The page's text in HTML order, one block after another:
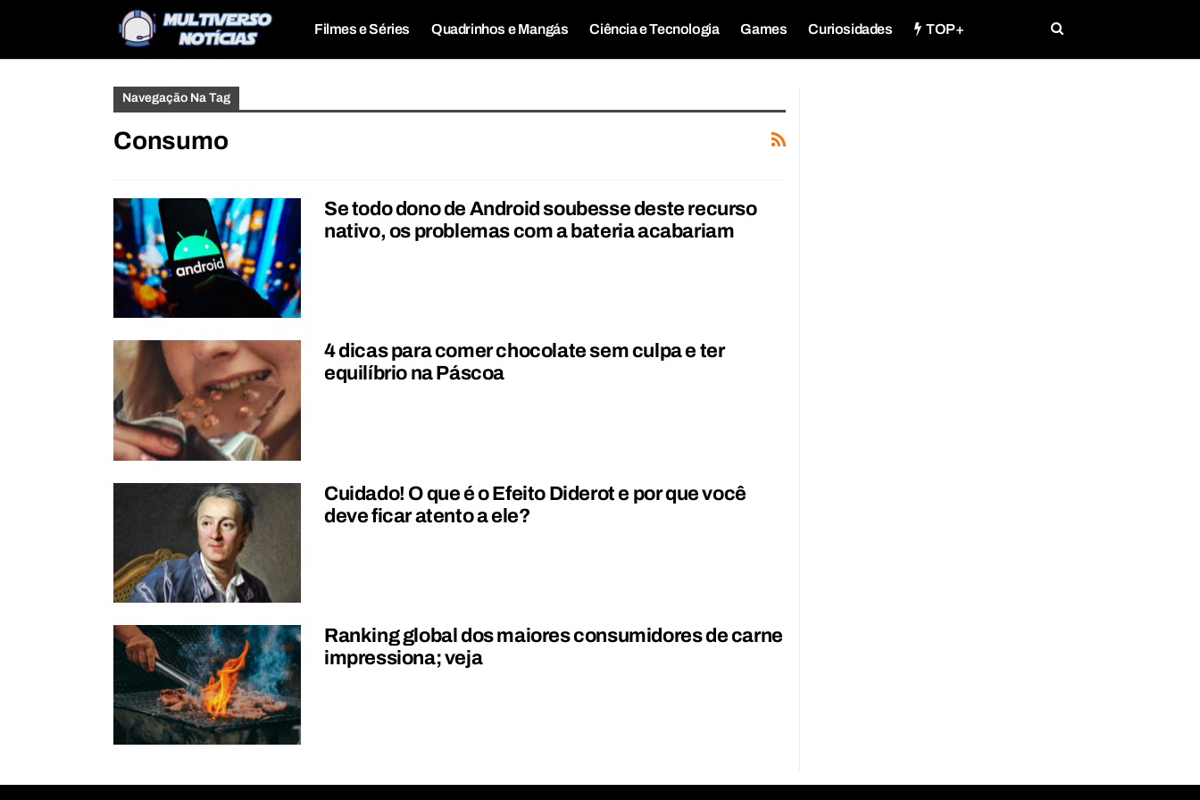
Filmes e Séries Quadrinhos e Mangás Ciência e Tecnologia Games Curiosidades TOP+
Navegação Na Tag
Consumo
Se todo dono de Android soubesse deste recurso
nativo, os problemas com a bateria acabariam
4 dicas para comer chocolate sem culpa e ter
equilíbrio na Páscoa
Cuidado! O que é o Efeito Diderot e por que você
deve ficar atento a ele?
Ranking global dos maiores consumidores de carne
impressiona; veja